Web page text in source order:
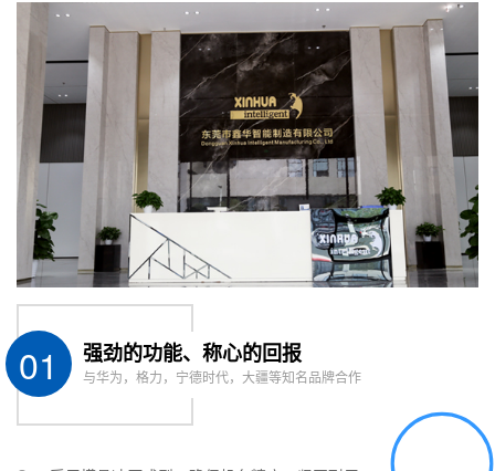
01 强劲的功能、称心的回报
与华为，格力，宁德时代，大疆等知名品牌合作